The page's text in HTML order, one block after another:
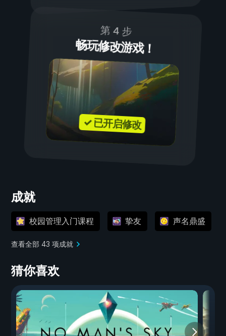
第 4 步
畅玩修改游戏！
✓ 已开启修改
成就
校园管理入门课程 挚友 声名鼎盛
查看全部 43 项成就
猜你喜欢